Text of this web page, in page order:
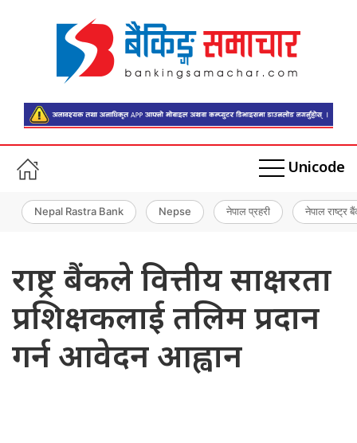
Unicode
Nepal Rastra Bank Nepse नेपाल प्रहरी नेपाल राष्ट्र
राष्ट्र बैंकले वित्तीय साक्षरता
प्रशिक्षकलाई तलिम प्रदान
गर्न आवेदन आह्वान